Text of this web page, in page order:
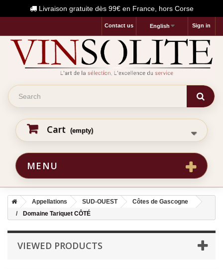
Livraison gratuite dès 99€ en France, hors Corse
Sign in
English
Contact us
Cart (empty)
MENU
Appellations SUD-OUEST
Côtes de Gascogne
Domaine Tariquet CÔTÉ
VIEWED PRODUCTS